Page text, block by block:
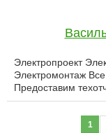
Электропроект
Электромонтаж
Предоставим
1